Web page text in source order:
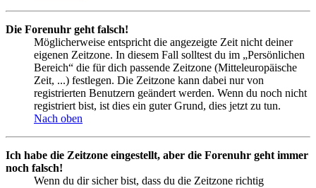
Die Forenuhr geht falsch!
Möglicherweise entspricht die angezeigte Zeit nicht deiner
eigenen Zeitzone. In diesem Fall solltest du im „Persönlichen
Bereich“ die für dich passende Zeitzone (Mitteleuropäische
Zeit, ...) festlegen. Die Zeitzone kann dabei nur von
registrierten Benutzern geändert werden. Wenn du noch nicht
registriert bist, ist dies ein guter Grund, dies jetzt zu tun.
Nach oben
Ich habe die Zeitzone eingestellt, aber die Forenuhr geht immer
noch falsch!
Wenn du dir sicher bist, dass du die Zeitzone richtig